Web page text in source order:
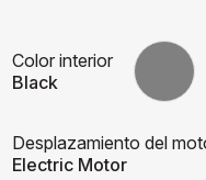
Color interior
Black
Desplazamiento del
Electric Motor